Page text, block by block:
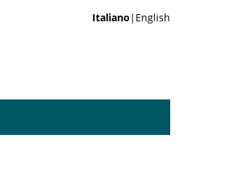
Italiano |English